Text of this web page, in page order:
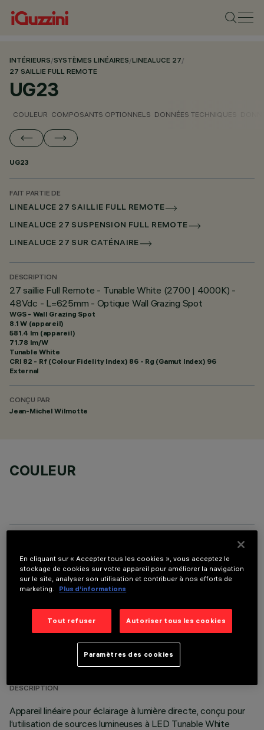
INTÉRIEURS/SYSTÈMES LINÉAIRES/LINEALUCE 27/
27 SAILLIE FULL REMOTE
UG23
COULEUR COMPOSANTS OPTIONNELS DONNÉES TECHNIQUES
UG23
FAIT PARTIE DE
LINEALUCE 27 SAILLIE FULL REMOTE
LINEALUCE 27 SUSPENSION FULL REMOTE
LINEALUCE 27 SUR CATÉNAIRE
DESCRIPTION
27 saillie Full Remote - Tunable White (2700 | 4000K) -
48Vdc - L=625mm - Optique Wall Grazing Spot
WGS - Wall Grazing Spot
8.1 W (appareil)
581.4 lm (appareil)
71.78 lm/W
Tunable White
CRI 82 - Rf (Colour Fidelity Index) 86 - Rg (Gamut Index) 96
External
CONÇU PAR
Jean-Michel Wilmotte
COULEUR
COMPOSANTS OPTIONNELS
DONNÉES TECHNIQUES
DERNIÈRE MISE À JOUR: 06/08/2026
DESCRIPTION
Appareil linéaire pour éclairage à lumière directe, conçu pour
l’utilisation de sources lumineuses à LED Tunable White
En cliquant sur « Accepter tous les cookies », vous acceptez le
stockage de cookies sur votre appareil pour améliorer la navigation
sur le site, analyser son utilisation et contribuer à nos efforts de
marketing.
Plus d’informations
Tout refuser Autoriser tous les cookies
Paramètres des cookies